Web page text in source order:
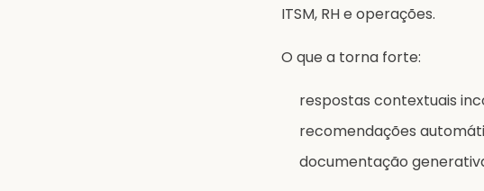
ITSM, RH e operações.
O que a torna forte:
respostas contextuais
recomendações
documentação